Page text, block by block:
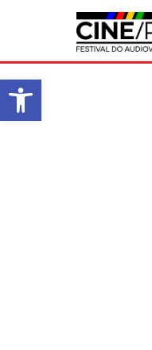
Abrir a barra de ferramentas